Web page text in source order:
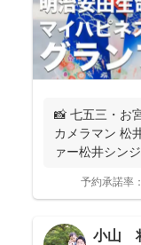
📸 七五三・お
カメラマン 松
ァー松井シン
予約承諾率：
小山